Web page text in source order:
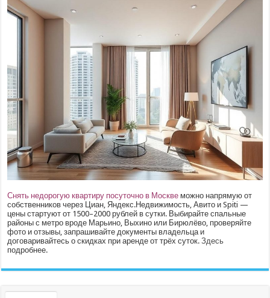
Снять недорогую квартиру посуточно в Москве можно напрямую от
собственников через Циан, Яндекс.Недвижимость, Авито и Spiti —
цены стартуют от 1500–2000 рублей в сутки. Выбирайте спальные
районы с метро вроде Марьино, Выхино или Бирюлёво, проверяйте
фото и отзывы, запрашивайте документы владельца и
договаривайтесь о скидках при аренде от трёх суток.Здесь
подробнее.